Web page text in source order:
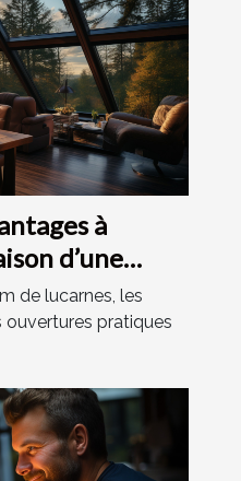
à
d’une
de lucarnes, les
pratiques